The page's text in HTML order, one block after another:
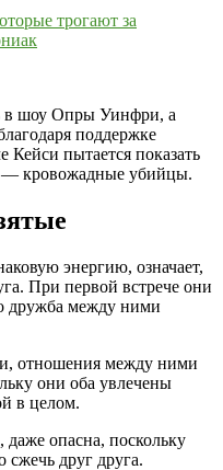
в шоу Опры Уинфри, а
поддержке
Кейси пытается показать
— кровожадные убийцы.
энергию, означает,
При первой встрече они
дружба между ними
отношения между ними
они оба увлечены
в целом.
опасна, поскольку
друг друга.